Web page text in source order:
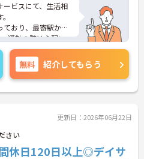
ービスにて、生活相
ており、最寄駅から
通勤の際は心配い
務なので、ご自身
きます！
お伝えしますので、
♪
無料 紹介してもらう
更新日：2026年06月22日
さい
休日120日以上◎デイサ